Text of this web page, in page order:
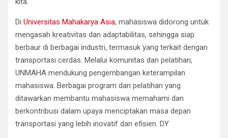
Di Universitas Mahakarya Asia, mahasiswa didorong untuk
mengasah kreativitas dan adaptabilitas, sehingga siap
berbaur di berbagai industri, termasuk yang terkait dengan
transportasi cerdas. Melalui komunitas dan pelatihan,
UNMAHA mendukung pengembangan keterampilan
mahasiswa. Berbagai program dan pelatihan yang
ditawarkan membantu mahasiswa memahami dan
berkontribusi dalam upaya menciptakan masa depan
transportasi yang lebih inovatif dan efisien. DY